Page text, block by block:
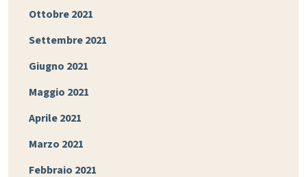
Ottobre 2021
Settembre 2021
Giugno 2021
Maggio 2021
Aprile 2021
Marzo 2021
Febbraio 2021